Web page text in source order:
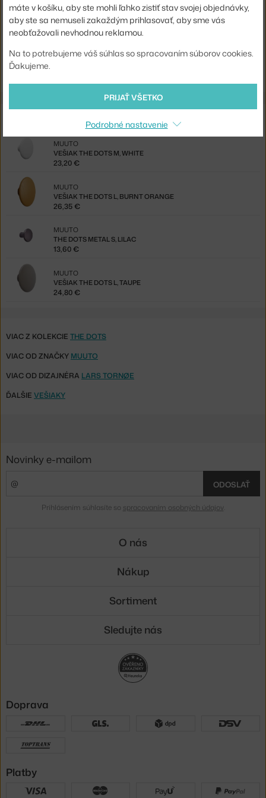
Kód produktu MUU-DOTWO1313
EAN
5710562032627
Jste z Česka? Přejděte naVěšák The Dots M, pale blue
Shopping from the EU? Switch to
VEŠIAK THE DOTS M, WHITE
MUUTO
23,20 €
VEŠIAK THE DOTS L, BURNT ORANGE
MUUTO
26,35 €
THE DOTS METAL S, LILAC
MUUTO
13,60 €
VEŠIAK THE DOTS L, TAUPE
MUUTO
24,80 €
VIAC Z KOLEKCIE THE DOTS
VIAC OD ZNAČKY MUUTO
VIAC OD DIZAJNÉRA LARS TORNØE
ĎALŠIE VEŠIAKY
máte v košíku, aby ste mohli ľahko zistiť stav svojej objednávky,
aby ste sa nemuseli zakaždým prihlasovať, aby sme vás
neobťažovali nevhodnou reklamou.
Na to potrebujeme váš súhlas so spracovaním súborov cookies.
Ďakujeme.
PRIJAŤ VŠETKO
Podrobné nastavenie
Novinky e-mailom
ODOSLAŤ
Prihlásením súhlasíte so spracovaním osobných údajov.
O nás
Nákup
Sortiment
Sledujte nás
Doprava
Platby